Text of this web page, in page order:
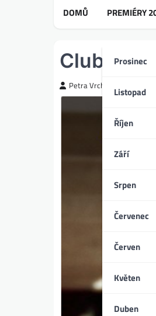
DOMŮ PREMIÉRY
Prosinec
Listopad
Říjen
Září
Srpen
Červenec
Červen
Květen
Duben
Club
Petra Vrchotická